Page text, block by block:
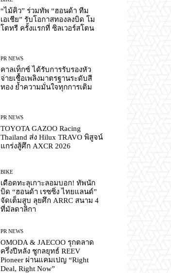
“ไม้คิว” ร่วมทัพ “ฮอนด้า ทีม
เอเชีย” รับโอกาสทองลงบิด โม
โตทรี ครั้งแรกที่ ซิลเวอร์สโตน
PR NEWS
คาลเท็กซ์ ได้รับการรับรองหัว
จ่ายเชื้อเพลิงมาตรฐานระดับสี
ทอง ย้ำความมั่นใจทุกการเติม
PR NEWS
TOYOTA GAZOO Racing
Thailand ส่ง Hilux TRAVO พิสูจน์
แกร่งสู้ศึก AXCR 2026
BIKE
เดือดทะลุเกาะลอมบอก! ทัพนัก
บิด “ฮอนด้า เรซซิ่ง ไทยแลนด์”
จัดเต็มสูบ ลุยศึก ARRC สนาม 4
ที่มัลดาลิกา
PR NEWS
OMODA & JAECOO รุกตลาด
ครึ่งปีหลัง ชูกลยุทธ์ REEV
Pioneer ผ่านแคมเปญ “Right
Deal, Right Now”